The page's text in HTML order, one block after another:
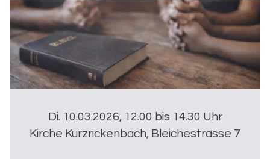
Di. 10.03.2026, 12.00 bis 14.30 Uhr
Kirche Kurzrickenbach, Bleichestrasse 7